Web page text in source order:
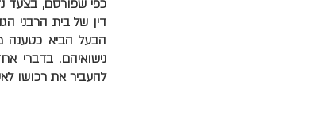
כפי שפורסם, בצעד
הבעל הביא כטענה
נישואיהם. בדברי
להעביר את רכושו